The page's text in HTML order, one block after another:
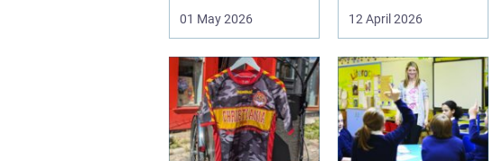
større
landbrugspro...
01 May 2026
varmepumper som
en vej til lavere
varmeregnin...
12 April 2026